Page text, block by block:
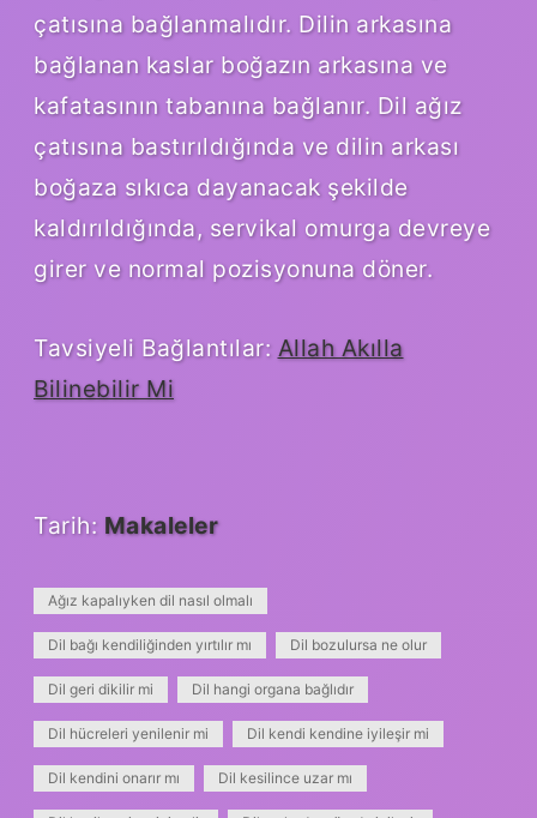
çatısına bağlanmalıdır. Dilin arkasına
bağlanan kaslar boğazın arkasına ve
kafatasının tabanına bağlanır. Dil ağız
çatısına bastırıldığında ve dilin arkası
boğaza sıkıca dayanacak şekilde
kaldırıldığında, servikal omurga devreye
girer ve normal pozisyonuna döner.
Tavsiyeli Bağlantılar: Allah Akılla
Bilinebilir Mi
Tarih: Makaleler
Ağız kapalıyken dil nasıl olmalı
Dil bağı kendiliğinden yırtılır mı Dil bozulursa ne olur
Dil geri dikilir mi Dil hangi organa bağlıdır
Dil hücreleri yenilenir mi Dil kendi kendine iyileşir mi
Dil kendini onarır mı Dil kesilince uzar mı